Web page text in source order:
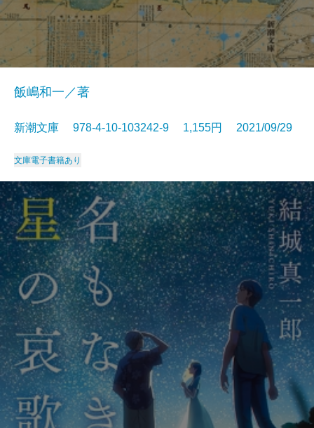
飯嶋和一／著
新潮文庫 978-4-10-103242-9 1,155円 2021/09/29
文庫電子書籍あり